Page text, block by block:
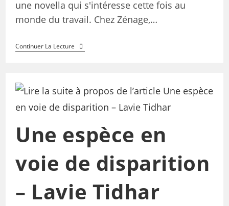
une novella qui s'intéresse cette fois au
monde du travail. Chez Zénage,…
Continuer La Lecture
Une espèce en
voie de disparition
– Lavie Tidhar